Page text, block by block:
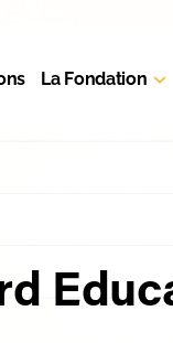
La Fondation